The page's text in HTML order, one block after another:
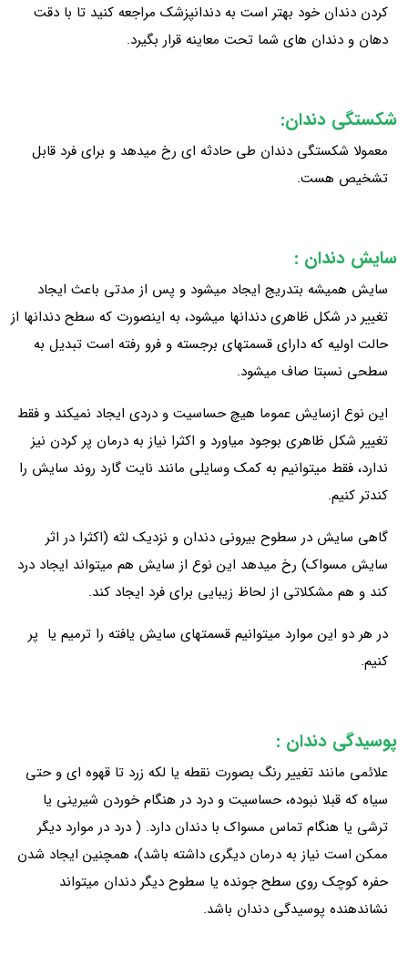
کردن دندان خود بهتر است به دندانپزشک مراجعه کنید تا با دقت
دهان و دندان های شما تحت معاینه قرار بگیرد.
شکستگی دندان:
معمولا شکستگی دندان طی حادثه ای رخ میدهد و برای فرد قابل
تشخیص هست.
سایش دندان :
سایش همیشه بتدریج ایجاد میشود و پس از مدتی باعث ایجاد
تغییر در شکل ظاهری دندانها میشود، به اینصورت که سطح دندانها از
حالت اولیه که دارای قسمتهای برجسته و فرو رفته است تبدیل به
سطحی نسبتا صاف میشود.
این نوع ازسایش عموما هیچ حساسیت و دردی ایجاد نمیکند و فقط
تغییر شکل ظاهری بوجود میاورد و اکثرا نیاز به درمان پر کردن نیز
ندارد، فقط میتوانیم به کمک وسایلی مانند نایت گارد روند سایش را
کندتر کنیم.
گاهی سایش در سطوح بیرونی دندان و نزدیک لثه (اکثرا در اثر
سایش مسواک) رخ میدهد ‌این نوع از سایش هم میتواند ایجاد درد
کند و هم مشکلاتی از لحاظ زیبایی برای فرد ایجاد کند.
در هر دو این موارد میتوانیم قسمتهای سایش یافته را ترمیم یا پر
کنیم.
پوسیدگی دندان :
علائمی مانند تغییر رنگ بصورت نقطه یا لکه زرد تا قهوه ای و حتی
سیاه که قبلا نبوده، حساسیت و درد در هنگام خوردن شیرینی یا
ترشی یا هنگام تماس مسواک با دندان دارد. ( درد در موارد دیگر
ممکن است نیاز به درمان دیگری داشته باشد)، همچنین ایجاد شدن
حفره کوچک روی سطح جونده یا سطوح دیگر دندان میتواند
نشاندهنده پوسیدگی دندان باشد.